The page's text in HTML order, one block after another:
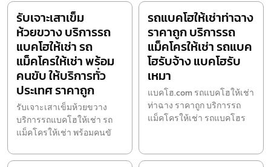
รับเจาะเสาเข็ม
ห้วยขวาง บริการรถ
แบคโฮให้เช่า รถ
แม็คโครให้เช่า พร้อม
คนขับ ให้บริการทั่ว
ประเทศ ราคาถูก
รับเจาะเสาเข็มห้วยขวาง
บริการรถแบคโฮให้เช่า รถ
แม็คโครให้เช่า พร้อมคนขั
รถแบคโฮให้เช่าท่าฉาง
ราคาถูก บริการรถ
แม็คโครให้เช่า รถแบค
โฮรับจ้าง แบคโฮรับ
เหมา
แบคโฮ.com รถแบคโฮให้เช่า
ท่าฉาง ราคาถูก บริการรถ
แม็คโครให้เช่า รถแบคโฮร